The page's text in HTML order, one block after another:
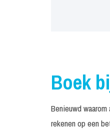
Boek
Benieuwd
rekenen op een